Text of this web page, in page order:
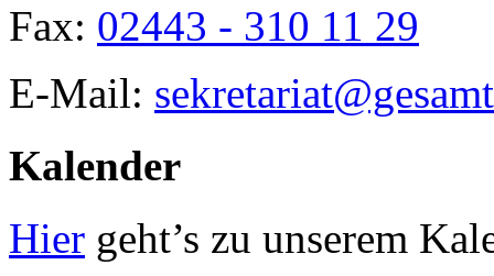
Fax: 02443 - 310 11 29
E-Mail:
Kalender
Hier geht’s zu unserem